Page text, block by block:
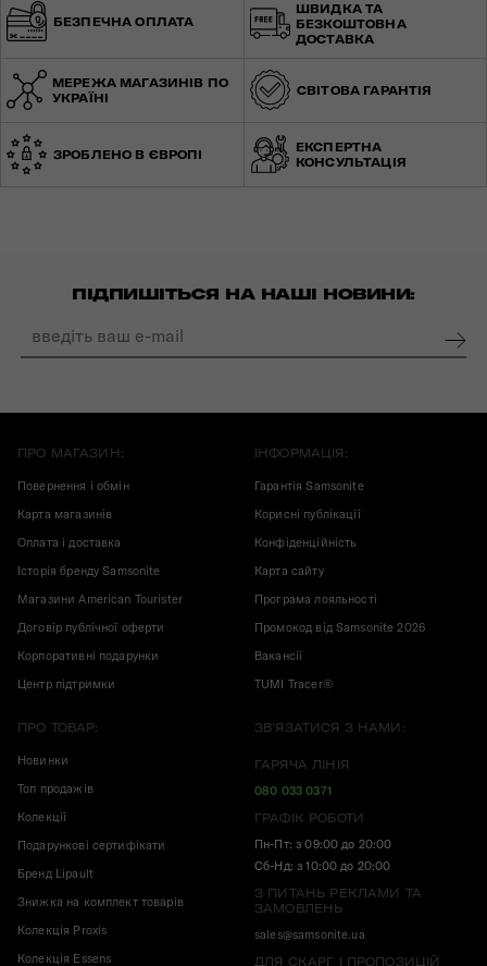
БЕЗПЕЧНА ОПЛАТА
ШВИДКА ТА
БЕЗКОШТОВНА
ДОСТАВКА
МЕРЕЖА МАГАЗИНІВ ПО
УКРАЇНІ
СВІТОВА ГАРАНТІЯ
ЗРОБЛЕНО В ЄВРОПІ
ЕКСПЕРТНА
КОНСУЛЬТАЦІЯ
ПІДПИШІТЬСЯ НА НАШІ НОВИНИ:
ПРО МАГАЗИН:
Повернення і обмін
Карта магазинів
Оплата і доставка
Історія бренду Samsonite
Магазини American Tourister
Договір публічної оферти
Корпоративні подарунки
Центр підтримки
ІНФОРМАЦІЯ:
Гарантія Samsonite
Корисні публікації
Конфіденційність
Карта сайту
Програма лояльності
Промокод від Samsonite 2026
Вакансії
TUMI Tracer®
ПРО ТОВАР:
Новинки
Топ продажів
Колекції
Подарункові сертифікати
Бренд Lipault
Знижка на комплект товарів
Колекція Proxis
Колекція Essens
ЗВ'ЯЗАТИСЯ З НАМИ:
ГАРЯЧА ЛІНІЯ
080 033 0371
ГРАФІК РОБОТИ
Пн-Пт: з 09:00 до 20:00
Сб-Нд: з 10:00 до 20:00
З ПИТАНЬ РЕКЛАМИ ТА
ЗАМОВЛЕНЬ
sales@samsonite.ua
ДЛЯ СКАРГ І ПРОПОЗИЦІЙ